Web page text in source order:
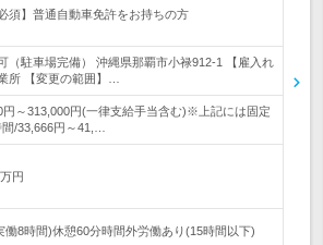
須】普通自動車免許をお持ちの方
（駐車場完備） 沖縄県那覇市小禄912-1 【雇入れ
所 【変更の範囲】…
円～313,000円(一律支給手当含む)※上記には固定
/33,666円～41,…
円
働8時間)休憩60分時間外労働あり(15時間以下)